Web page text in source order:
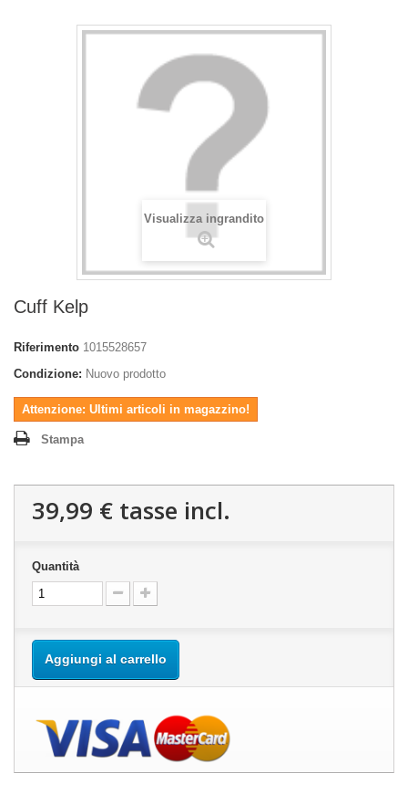
Visualizza ingrandito
Cuff Kelp
Riferimento 1015528657
Condizione: Nuovo prodotto
Attenzione: Ultimi articoli in magazzino!
Stampa
39,99 € tasse incl.
Quantità
Aggiungi al carrello